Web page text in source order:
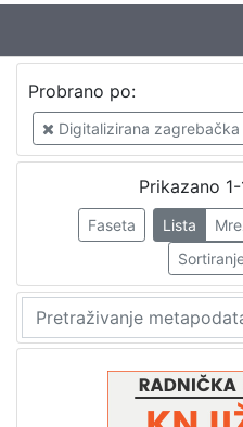
Jezik
hrvatski
cjelina
Digitalizirana zagrebačka
Glasovi Književnog petka
Probrano po:
Digitalizirana
Prikazano
Faseta Lista